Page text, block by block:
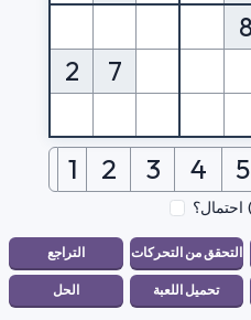
2
7
1 2 3 4 5
احتمال؟ (